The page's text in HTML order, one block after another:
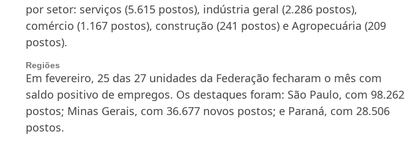
por setor: serviços (5.615 postos), indústria geral (2.286 postos),
comércio (1.167 postos), construção (241 postos) e Agropecuária (209
postos).
Regiões
Em fevereiro, 25 das 27 unidades da Federação fecharam o mês com
saldo positivo de empregos. Os destaques foram: São Paulo, com 98.262
postos; Minas Gerais, com 36.677 novos postos; e Paraná, com 28.506
postos.